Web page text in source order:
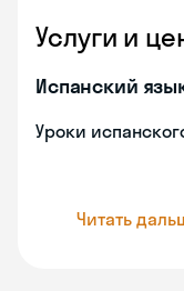
Услуги и
Испанский
Уроки
Читать